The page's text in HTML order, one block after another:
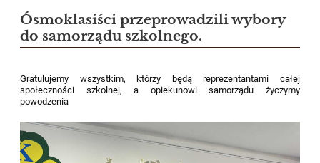
Ósmoklasiści przeprowadzili wybory
do samorządu szkolnego.
Gratulujemy wszystkim, którzy będą reprezentantami całej
społeczności szkolnej, a opiekunowi samorządu życzymy
powodzenia